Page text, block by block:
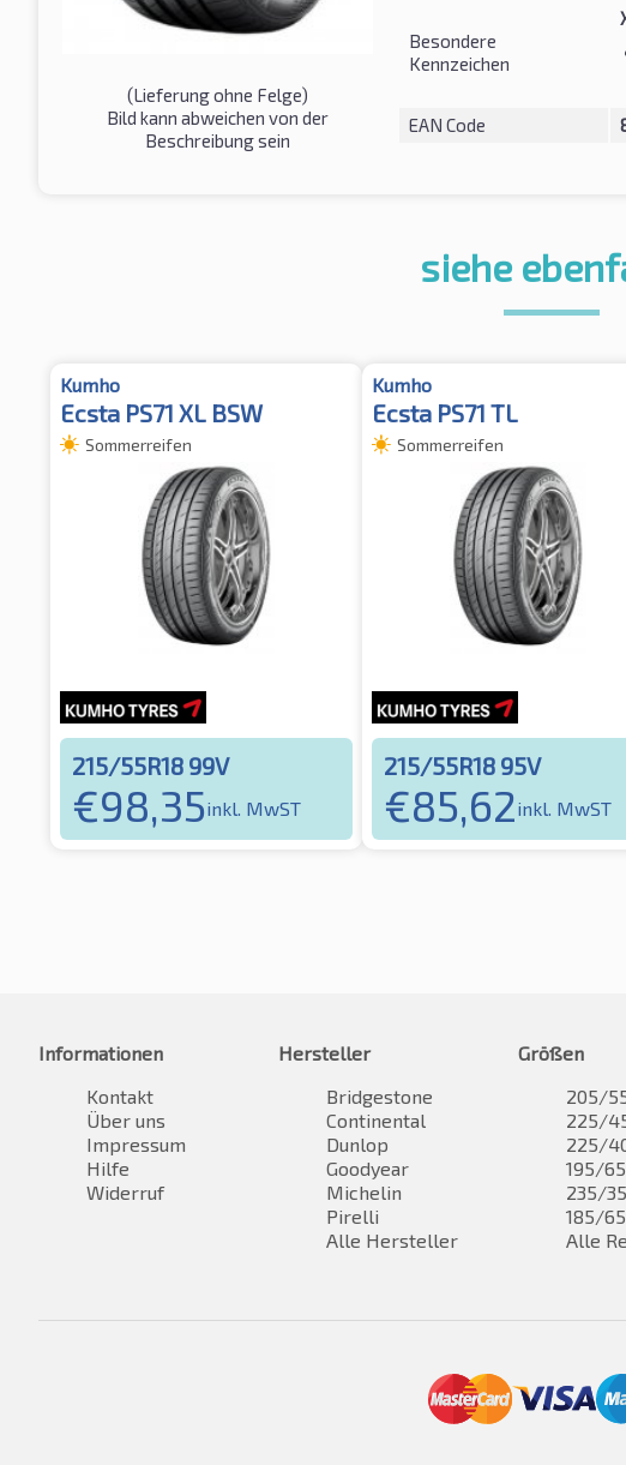
(Lieferung ohne Felge)
Bild kann abweichen von der
Beschreibung sein
Besondere
Kennzeichen
EAN Code
siehe
Kumho
Ecsta PS71 XL BSW
Sommerreifen
215/55R18 99V
€98,35inkl. MwST
Kumho
Ecsta PS71 TL
Sommerreifen
215/55R18 95V
€85,62inkl. MwST
Informationen
Kontakt
Über uns
Impressum
Hilfe
Widerruf
Hersteller
Bridgestone
Continental
Dunlop
Goodyear
Michelin
Pirelli
Alle Hersteller
Größen
205/
225/
225/
195/65
235/
185/65
Alle